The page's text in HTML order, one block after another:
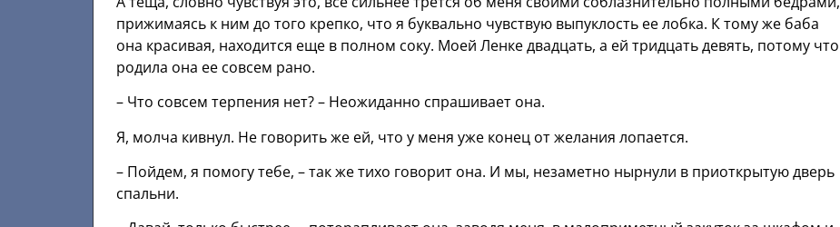
прижимаясь к ним до того крепко, что я буквально чувствую выпуклость ее лобка. К тому же баба
она красивая, находится еще в полном соку. Моей Ленке двадцать, а ей тридцать девять, потому что
родила она ее совсем рано.
– Что совсем терпения нет? – Неожиданно спрашивает она.
Я, молча кивнул. Не говорить же ей, что у меня уже конец от желания лопается.
– Пойдем, я помогу тебе, – так же тихо говорит она. И мы, незаметно нырнули в приоткрытую дверь
спальни.